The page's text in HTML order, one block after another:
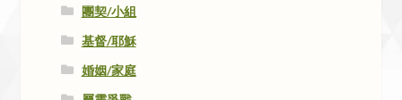
團契/小組
基督/耶穌
婚姻/家庭